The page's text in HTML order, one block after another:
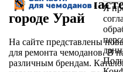
Я
Магазин
городе Урай
На сайте представлены
для ремонта чемоданов. В
различным брендам.